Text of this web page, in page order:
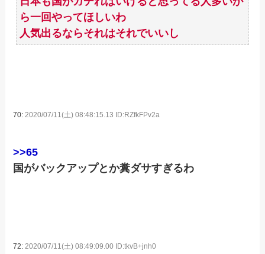
ら一回やってほしいわ
人気出るならそれはそれでいいし
70:2020/07/11(土) 08:48:15.13 ID:RZfkFPv2a
>>65
国がバックアップとか糞ダサすぎるわ
72:2020/07/11(土) 08:49:09.00 ID:tkvB+jnh0